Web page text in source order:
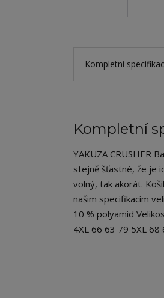
Kompletní
Kompletní
YAKUZA CRUSHER
stejně šťastné, že je
volný, tak akorát.
našim specifikacím
10 % polyamid
4XL 66 63 79 5XL